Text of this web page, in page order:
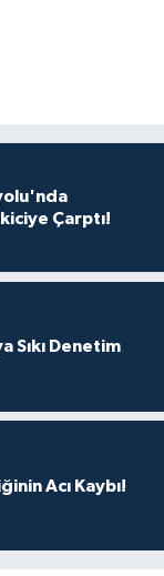
Çarptı!
Sıkı Denetim
Acı Kaybı!